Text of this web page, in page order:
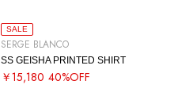
SALE
SERGE BLANCO
SS GEISHA PRINTED SHIRT
￥15,180 40%OFF